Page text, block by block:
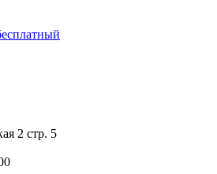
2 стр. 5